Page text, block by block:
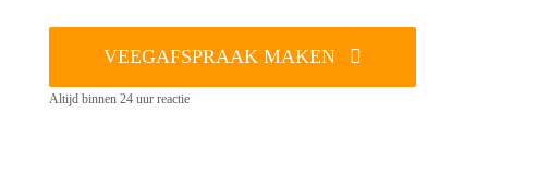
VEEGAFSPRAAK MAKEN
Altijd binnen 24 uur reactie